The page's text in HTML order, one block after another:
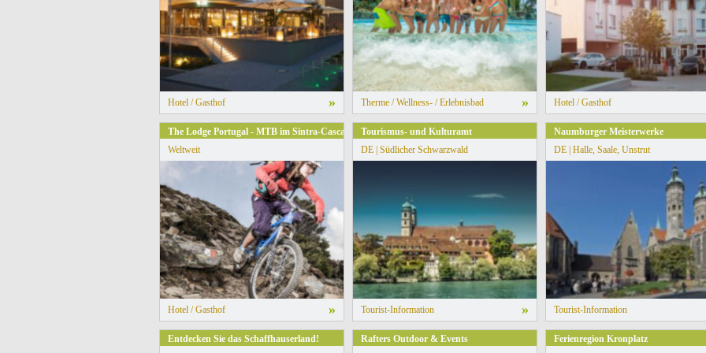
Hotel / Gasthof » Therme / Wellness- / Erlebnisbad » Hotel / Gasthof
The Lodge Portugal - MTB im Sintra-Cascais Naturpark
Weltweit
Hotel / Gasthof »
Tourismus- und Kulturamt
DE | Südlicher Schwarzwald
Tourist-Information »
Naumburger Meisterwerke
DE | Halle, Saale, Unstrut
Tourist-Information
Entdecken Sie das Schaffhauserland!
Rafters Outdoor & Events
Ferienregion Kronplatz